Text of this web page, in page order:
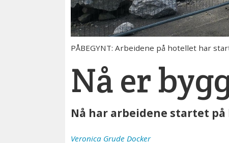
PÅBEGYNT: Arbeidene på hotellet har
Nå er
Nå har arbeidene startet
Veronica Grude Docker